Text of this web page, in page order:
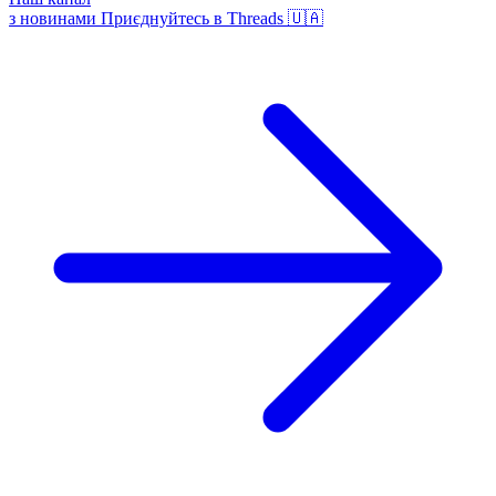
з новинами Приєднуйтесь в Threads 🇺🇦